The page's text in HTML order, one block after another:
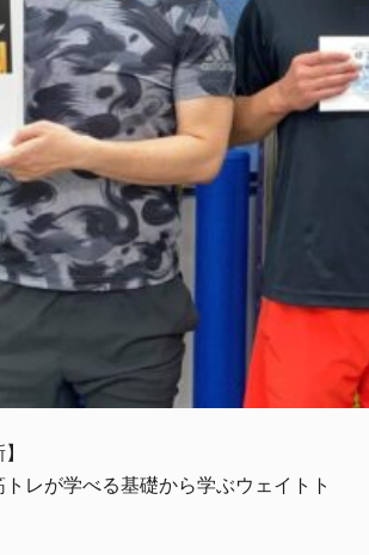
レが学べる基礎から学ぶウェイトト